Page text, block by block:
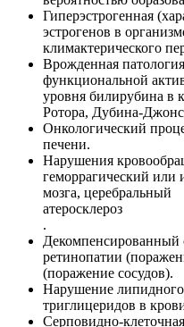
Гиперэстрогенная
эстрогенов в
климактерического
Врожденная
функциональной
уровня билирубина в
Ротора, Дубина-
Онкологический
печени.
Нарушения
геморрагический или
мозга, церебральный
атеросклероз
.
Декомпенсированный
ретинопатии
(поражение сосудов).
Нарушение
триглицеридов в
Серповидно-